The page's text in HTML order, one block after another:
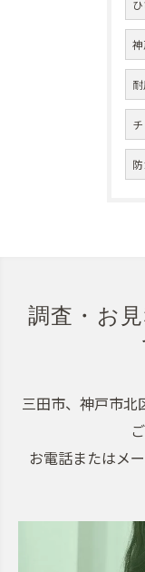
調査・お
三田市、神戸市北
お電話またはメ